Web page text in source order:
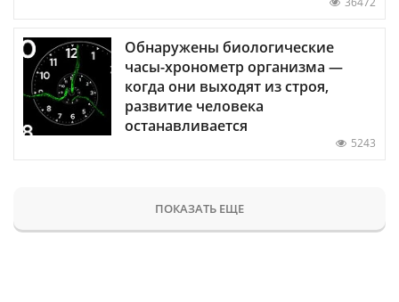
Обнаружены биологические
часы-хронометр организма —
когда они выходят из строя,
развитие человека
останавливается
5243
ПОКАЗАТЬ ЕЩЕ